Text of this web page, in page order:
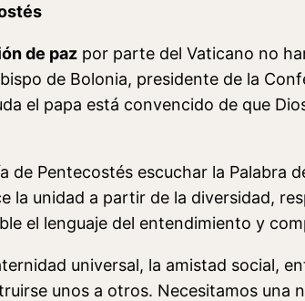
de paz por parte del Vaticano no
de Bolonia, presidente de la
el papa está convencido de que
de Pentecostés escuchar la
la unidad a partir de la diversidad,
el lenguaje del entendimiento y
universal, la amistad social,
unos a otros. Necesitamos